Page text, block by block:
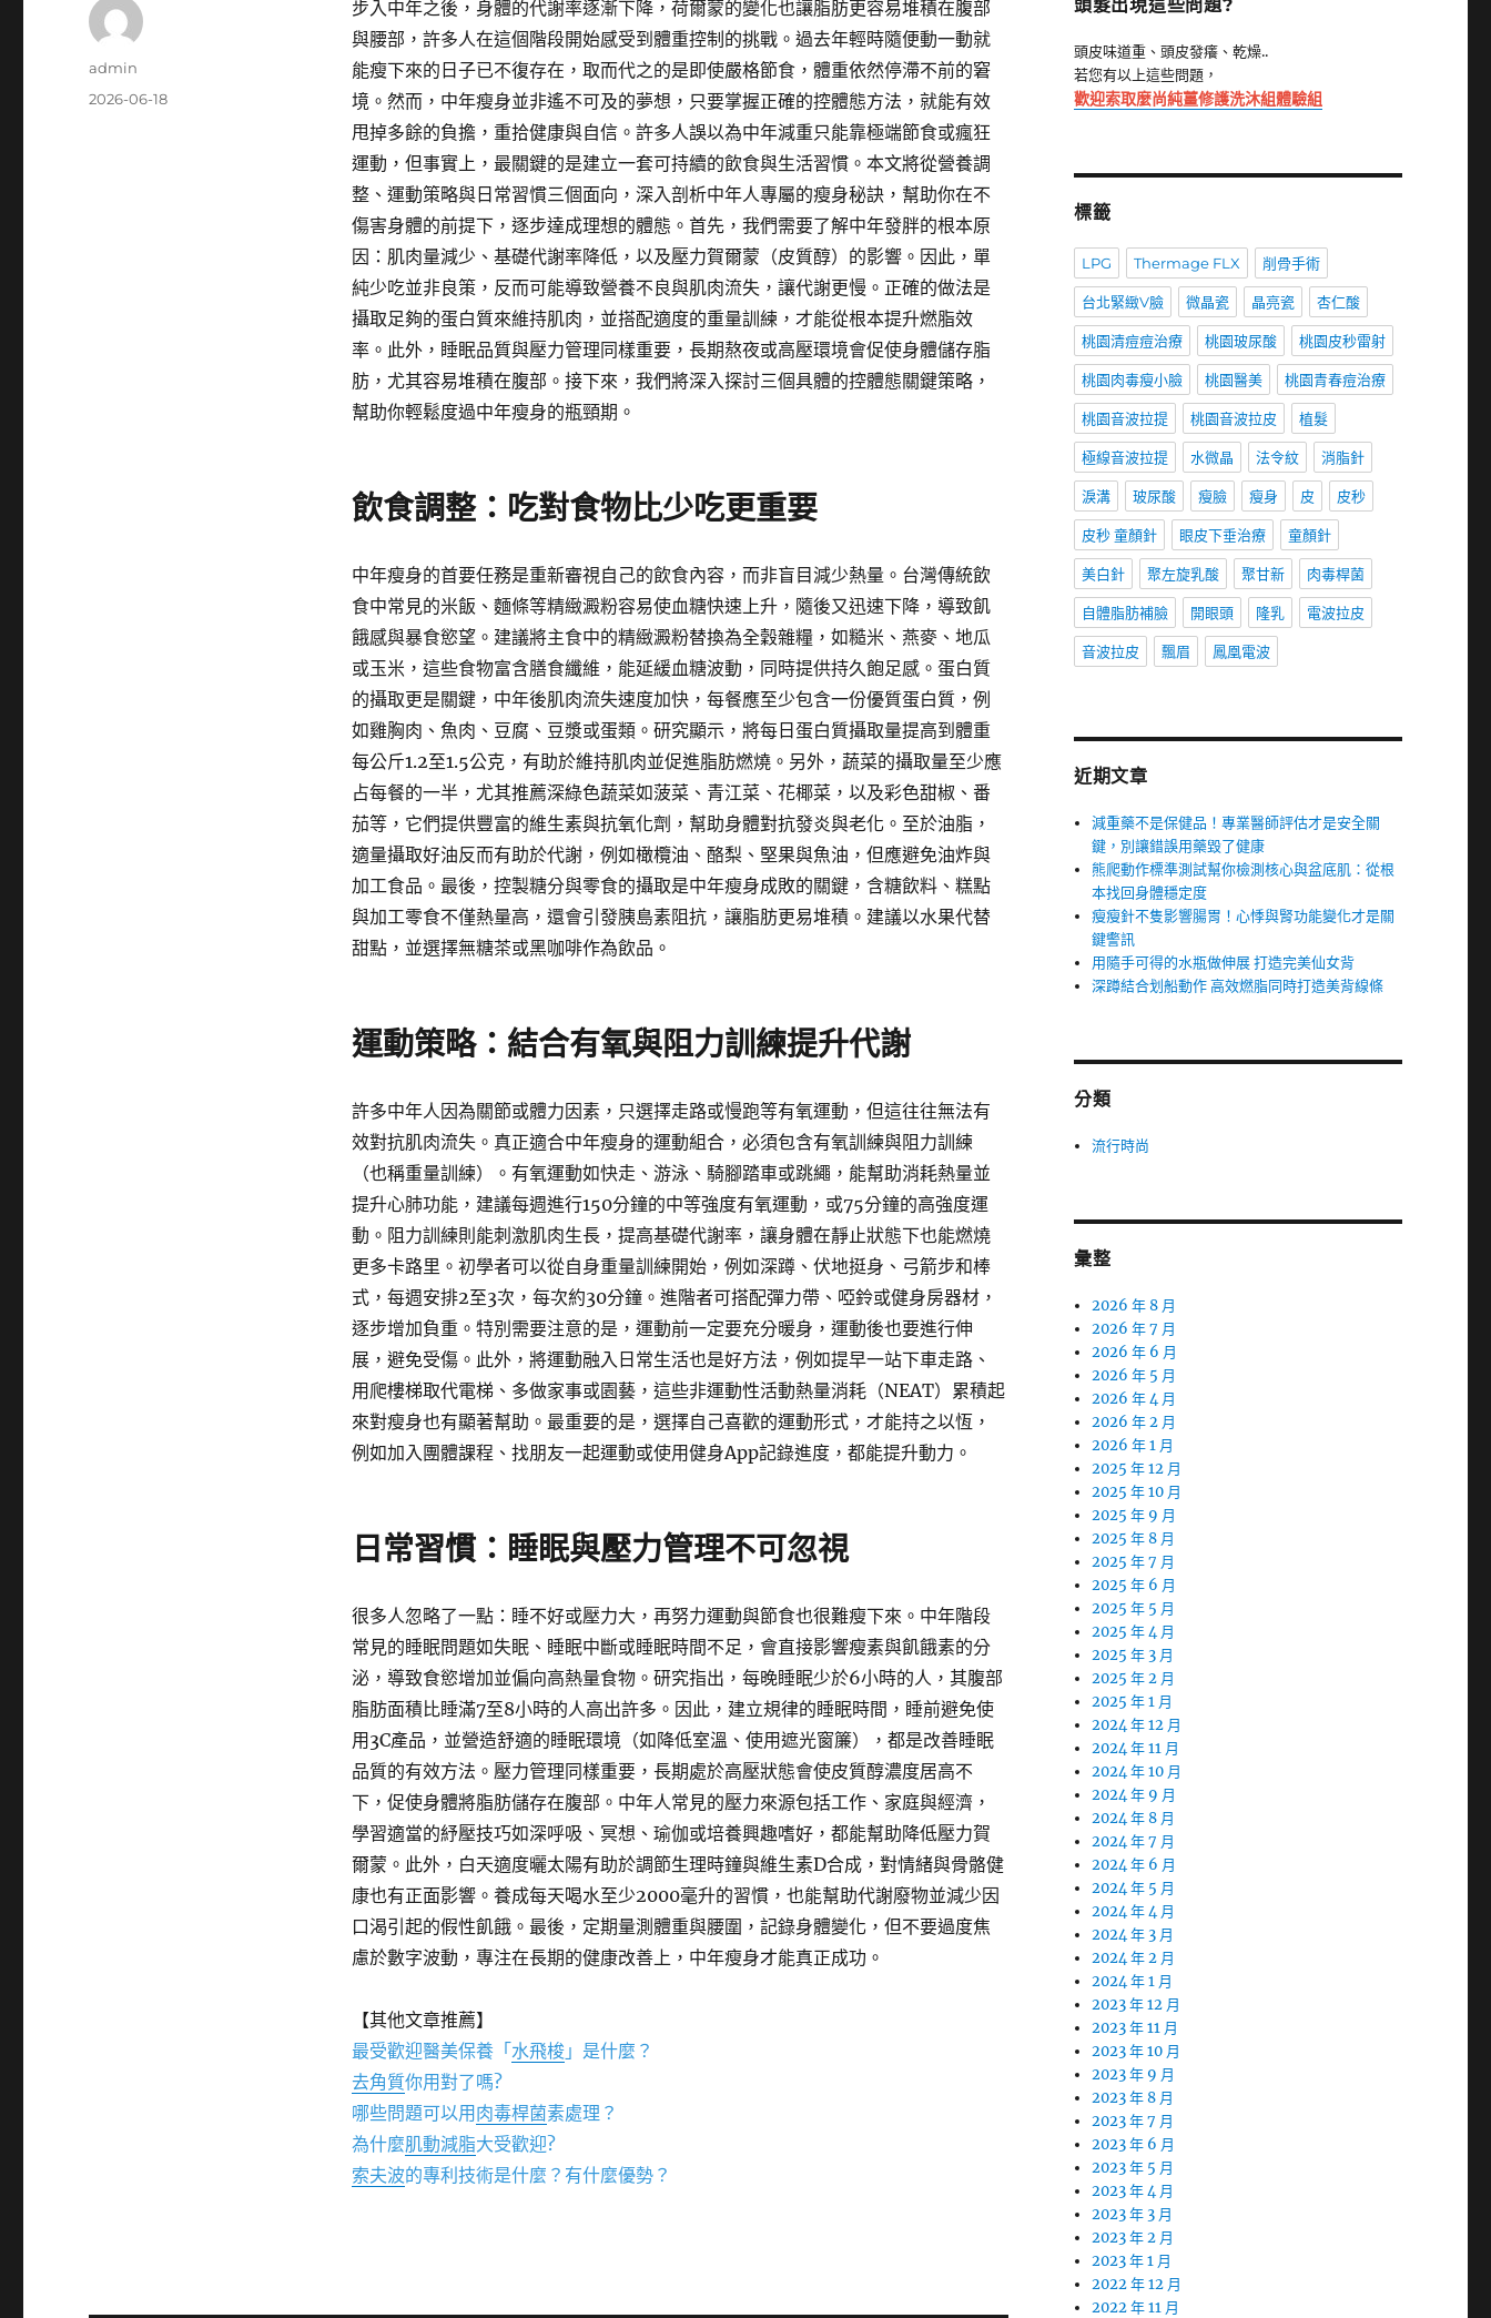
步入中年之後，身體的代謝率逐漸下降，荷爾蒙的變化也讓脂肪更容易堆積在腹部
與腰部，許多人在這個階段開始感受到體重控制的挑戰。過去年輕時隨便動一動就
能瘦下來的日子已不復存在，取而代之的是即使嚴格節食，體重依然停滯不前的窘
境。然而，中年瘦身並非遙不可及的夢想，只要掌握正確的控體態方法，就能有效
甩掉多餘的負擔，重拾健康與自信。許多人誤以為中年減重只能靠極端節食或瘋狂
運動，但事實上，最關鍵的是建立一套可持續的飲食與生活習慣。本文將從營養調
整、運動策略與日常習慣三個面向，深入剖析中年人專屬的瘦身秘訣，幫助你在不
傷害身體的前提下，逐步達成理想的體態。首先，我們需要了解中年發胖的根本原
因：肌肉量減少、基礎代謝率降低，以及壓力賀爾蒙（皮質醇）的影響。因此，單
純少吃並非良策，反而可能導致營養不良與肌肉流失，讓代謝更慢。正確的做法是
攝取足夠的蛋白質來維持肌肉，並搭配適度的重量訓練，才能從根本提升燃脂效
率。此外，睡眠品質與壓力管理同樣重要，長期熬夜或高壓環境會促使身體儲存脂
肪，尤其容易堆積在腹部。接下來，我們將深入探討三個具體的控體態關鍵策略，
幫助你輕鬆度過中年瘦身的瓶頸期。
飲食調整：吃對食物比少吃更重要
中年瘦身的首要任務是重新審視自己的飲食內容，而非盲目減少熱量。台灣傳統飲
食中常見的米飯、麵條等精緻澱粉容易使血糖快速上升，隨後又迅速下降，導致飢
餓感與暴食慾望。建議將主食中的精緻澱粉替換為全穀雜糧，如糙米、燕麥、地瓜
或玉米，這些食物富含膳食纖維，能延緩血糖波動，同時提供持久飽足感。蛋白質
的攝取更是關鍵，中年後肌肉流失速度加快，每餐應至少包含一份優質蛋白質，例
如雞胸肉、魚肉、豆腐、豆漿或蛋類。研究顯示，將每日蛋白質攝取量提高到體重
每公斤1.2至1.5公克，有助於維持肌肉並促進脂肪燃燒。另外，蔬菜的攝取量至少應
占每餐的一半，尤其推薦深綠色蔬菜如菠菜、青江菜、花椰菜，以及彩色甜椒、番
茄等，它們提供豐富的維生素與抗氧化劑，幫助身體對抗發炎與老化。至於油脂，
適量攝取好油反而有助於代謝，例如橄欖油、酪梨、堅果與魚油，但應避免油炸與
加工食品。最後，控製糖分與零食的攝取是中年瘦身成敗的關鍵，含糖飲料、糕點
與加工零食不僅熱量高，還會引發胰島素阻抗，讓脂肪更易堆積。建議以水果代替
甜點，並選擇無糖茶或黑咖啡作為飲品。
運動策略：結合有氧與阻力訓練提升代謝
許多中年人因為關節或體力因素，只選擇走路或慢跑等有氧運動，但這往往無法有
效對抗肌肉流失。真正適合中年瘦身的運動組合，必須包含有氧訓練與阻力訓練
（也稱重量訓練）。有氧運動如快走、游泳、騎腳踏車或跳繩，能幫助消耗熱量並
提升心肺功能，建議每週進行150分鐘的中等強度有氧運動，或75分鐘的高強度運
動。阻力訓練則能刺激肌肉生長，提高基礎代謝率，讓身體在靜止狀態下也能燃燒
更多卡路里。初學者可以從自身重量訓練開始，例如深蹲、伏地挺身、弓箭步和棒
式，每週安排2至3次，每次約30分鐘。進階者可搭配彈力帶、啞鈴或健身房器材，
逐步增加負重。特別需要注意的是，運動前一定要充分暖身，運動後也要進行伸
展，避免受傷。此外，將運動融入日常生活也是好方法，例如提早一站下車走路、
用爬樓梯取代電梯、多做家事或園藝，這些非運動性活動熱量消耗（NEAT）累積起
來對瘦身也有顯著幫助。最重要的是，選擇自己喜歡的運動形式，才能持之以恆，
例如加入團體課程、找朋友一起運動或使用健身App記錄進度，都能提升動力。
日常習慣：睡眠與壓力管理不可忽視
很多人忽略了一點：睡不好或壓力大，再努力運動與節食也很難瘦下來。中年階段
常見的睡眠問題如失眠、睡眠中斷或睡眠時間不足，會直接影響瘦素與飢餓素的分
泌，導致食慾增加並偏向高熱量食物。研究指出，每晚睡眠少於6小時的人，其腹部
脂肪面積比睡滿7至8小時的人高出許多。因此，建立規律的睡眠時間，睡前避免使
用3C產品，並營造舒適的睡眠環境（如降低室溫、使用遮光窗簾），都是改善睡眠
品質的有效方法。壓力管理同樣重要，長期處於高壓狀態會使皮質醇濃度居高不
下，促使身體將脂肪儲存在腹部。中年人常見的壓力來源包括工作、家庭與經濟，
學習適當的紓壓技巧如深呼吸、冥想、瑜伽或培養興趣嗜好，都能幫助降低壓力賀
爾蒙。此外，白天適度曬太陽有助於調節生理時鐘與維生素D合成，對情緒與骨骼健
康也有正面影響。養成每天喝水至少2000毫升的習慣，也能幫助代謝廢物並減少因
口渴引起的假性飢餓。最後，定期量測體重與腰圍，記錄身體變化，但不要過度焦
慮於數字波動，專注在長期的健康改善上，中年瘦身才能真正成功。
【其他文章推薦】
最受歡迎醫美保養「 水飛梭」是什麼？
去角質你用對了嗎?
哪些問題可以用 肉毒桿菌素處理？
為什麼肌動減脂大受歡迎?
索夫波的專利技術是什麼？有什麼優勢？
作
admin
發
2026-06-18
頭髮出現這些問題?
頭皮味道重、頭皮發癢、乾燥..
若您有以上這些問題，
歡迎索取麼尚純薑修護洗沐組體驗組
標籤
LPG Thermage FLX 削骨手術
台北緊緻V臉 微晶瓷 晶亮瓷 杏仁酸
桃園清痘痘治療 桃園玻尿酸 桃園皮秒雷射
桃園肉毒瘦小臉 桃園醫美 桃園青春痘治療
桃園音波拉提 桃園音波拉皮 植髮
極線音波拉提 水微晶 法令紋 消脂針
淚溝 玻尿酸 瘦臉 瘦身 皮 皮秒
皮秒 童顏針 眼皮下垂治療 童顏針
美白針 聚左旋乳酸 聚甘新 肉毒桿菌
自體脂肪補臉 開眼頭 隆乳 電波拉皮
音波拉皮 飄眉 鳳凰電波
近期文章
減重藥不是保健品！專業醫師評估才是安全關
鍵，別讓錯誤用藥毀了健康
熊爬動作標準測試幫你檢測核心與盆底肌：從根
本找回身體穩定度
瘦瘦針不隻影響腸胃！心悸與腎功能變化才是關
鍵警訊
用隨手可得的水瓶做伸展 打造完美仙女背
深蹲結合划船動作 高效燃脂同時打造美背線條
分類
流行時尚
彙整
2026 年 8 月
2026 年 7 月
2026 年 6 月
2026 年 5 月
2026 年 4 月
2026 年 2 月
2026 年 1 月
2025 年 12 月
2025 年 10 月
2025 年 9 月
2025 年 8 月
2025 年 7 月
2025 年 6 月
2025 年 5 月
2025 年 4 月
2025 年 3 月
2025 年 2 月
2025 年 1 月
2024 年 12 月
2024 年 11 月
2024 年 10 月
2024 年 9 月
2024 年 8 月
2024 年 7 月
2024 年 6 月
2024 年 5 月
2024 年 4 月
2024 年 3 月
2024 年 2 月
2024 年 1 月
2023 年 12 月
2023 年 11 月
2023 年 10 月
2023 年 9 月
2023 年 8 月
2023 年 7 月
2023 年 6 月
2023 年 5 月
2023 年 4 月
2023 年 3 月
2023 年 2 月
2023 年 1 月
2022 年 12 月
2022 年 11 月